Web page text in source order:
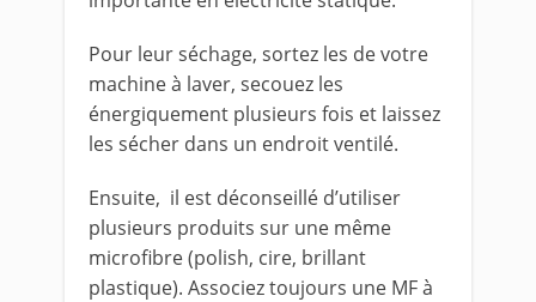
Pour leur séchage, sortez les de votre
machine à laver, secouez les
énergiquement plusieurs fois et laissez
les sécher dans un endroit ventilé.
Ensuite, il est déconseillé d’utiliser
plusieurs produits sur une même
microfibre (polish, cire, brillant
plastique). Associez toujours une MF à